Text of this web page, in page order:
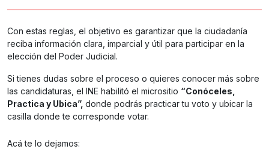
Con estas reglas, el objetivo es garantizar que la ciudadanía
reciba información clara, imparcial y útil para participar en la
elección del Poder Judicial.
Si tienes dudas sobre el proceso o quieres conocer más sobre
las candidaturas, el INE habilitó el micrositio “Conóceles,
Practica y Ubica”, donde podrás practicar tu voto y ubicar la
casilla donde te corresponde votar.
Acá te lo dejamos: